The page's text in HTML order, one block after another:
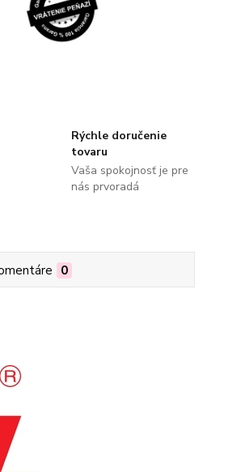
Rýchle doručenie
tovaru
Vaša spokojnosť je pre
nás prvoradá
0